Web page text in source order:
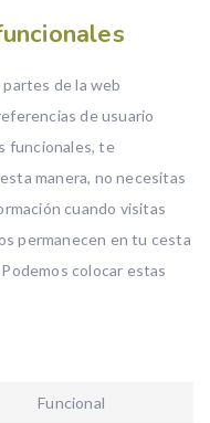
de la web
de usuario
funcionales, te
manera, no necesitas
cuando visitas
permanecen en tu cesta
colocar estas
Funcional